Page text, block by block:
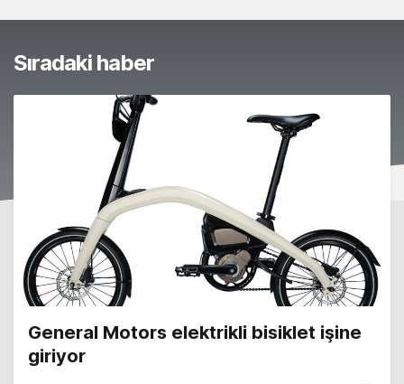
Sıradaki haber
General Motors elektrikli bisiklet işine
giriyor